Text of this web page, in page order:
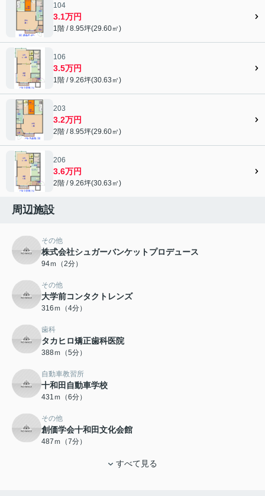
104
3.1万円
1階 / 8.95坪(29.60㎡)
106
3.5万円
1階 / 9.26坪(30.63㎡)
203
3.2万円
2階 / 8.95坪(29.60㎡)
206
3.6万円
2階 / 9.26坪(30.63㎡)
周辺施設
その他
株式会社シュガーバンケットプロデュース
94ｍ（2分）
その他
大学前コンタクトレンズ
316ｍ（4分）
歯科
タカヒロ矯正歯科医院
388ｍ（5分）
自動車教習所
十和田自動車学校
431ｍ（6分）
その他
創価学会十和田文化会館
487ｍ（7分）
すべて見る